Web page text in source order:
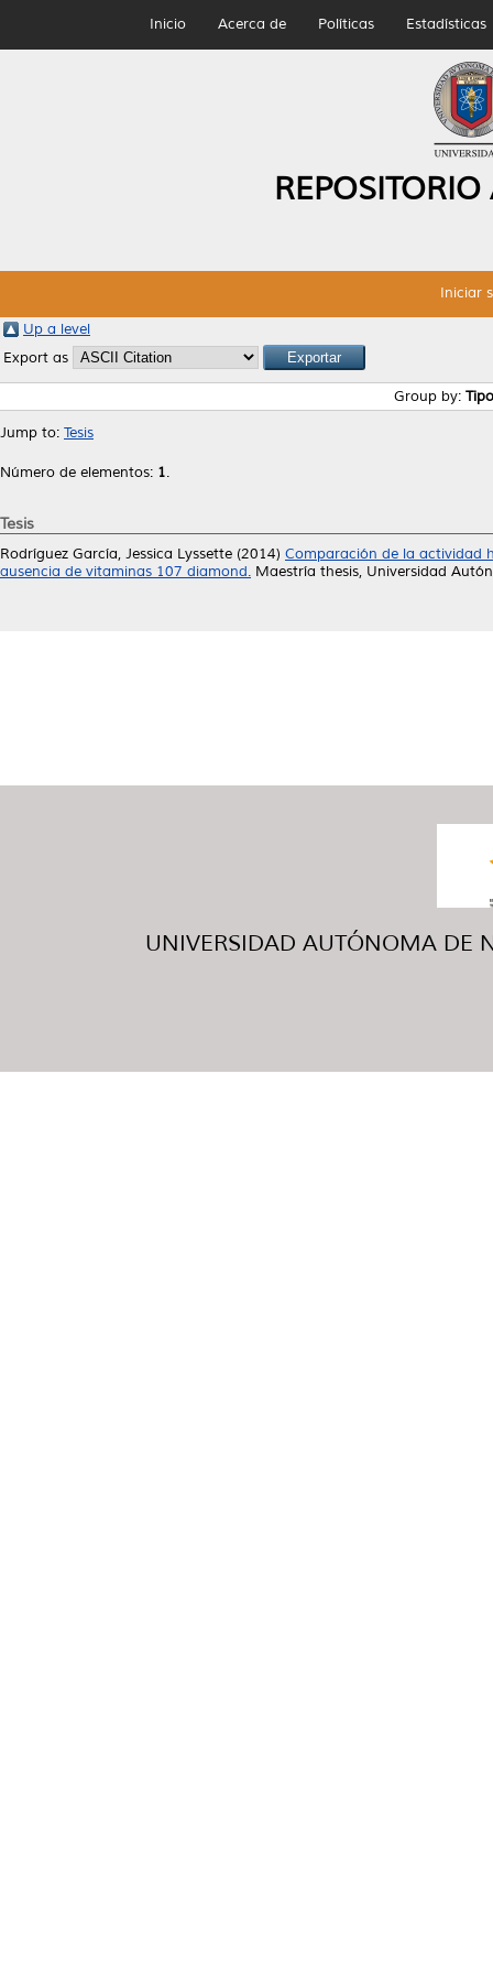
Inicio Acerca de Políticas Estadísticas
Iniciar
Up a level
Export as
Group by:
Jump to: Tesis
Número de elementos: 1.
Tesis
Rodríguez García, Jessica Lyssette (2014) Comparación de la actividad
ausencia de vitaminas 107 diamond. Maestría thesis, Universidad
UNIVERSIDAD AUTÓNOMA DE